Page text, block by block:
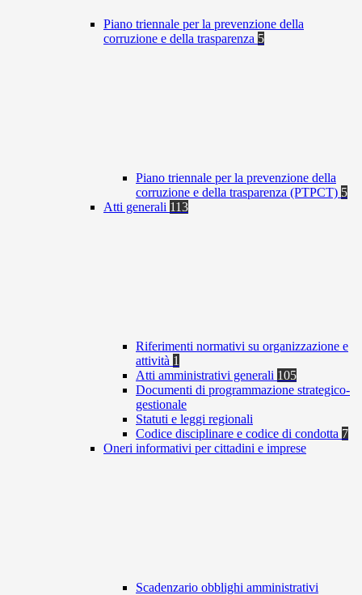
Piano triennale per la prevenzione della
corruzione e della trasparenza 5
Piano triennale per la prevenzione della
corruzione e della trasparenza (PTPCT) 5
Atti generali 113
Riferimenti normativi su organizzazione e
attività 1
Atti amministrativi generali 105
Documenti di programmazione strategico-
gestionale
Statuti e leggi regionali
Codice disciplinare e codice di condotta 7
Oneri informativi per cittadini e imprese
Scadenzario obblighi amministrativi